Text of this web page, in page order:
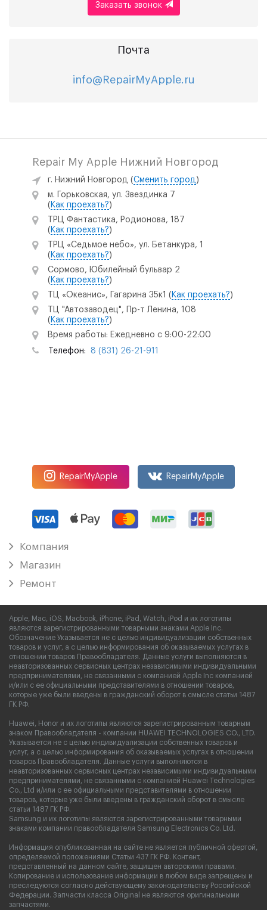
Заказать звонок
Почта
info@RepairMyApple.ru
Repair My Apple Нижний Новгород
г. Нижний Новгород (Сменить город)
м. Горьковская, ул. Звездинка 7
( Как проехать?)
ТРЦ Фантастика, Родионова, 187
( Как проехать?)
ТРЦ «Седьмое небо», ул. Бетанкура, 1
( Как проехать?)
Сормово, Юбилейный бульвар 2
( Как проехать?)
ТЦ «Океанис», Гагарина 35к1 ( Как проехать?)
ТЦ "Автозаводец", Пр-т Ленина, 108
( Как проехать?)
Время работы: Ежедневно с 9:00-22:00
Телефон: 8 (831) 26-21-911
RepairMyApple RepairMyApple
Компания
Магазин
Ремонт
Apple, Mac, iOS, Macbook, iPhone, iPad, Watch, iPod и их логотипы
являются зарегистрированными товарными знаками Apple Inc.
Обозначение Указывается не с целью индивидуализации собственных
товаров и услуг, а с целью информирования об оказываемых услугах в
отношении товаров Правообладателя. Данные услуги выполняются в
неавторизованных сервисных центрах независимыми индивидуальными
предпринимателями, не связанными с компанией Apple Inc компанией
и/или с ее официальными представителями в отношении товаров,
которые уже были введены в гражданский оборот в смысле статьи 1487
ГК РФ.
Huawei, Honor и их логотипы являются зарегистрированным товарным
знаком Правообладателя - компании HUAWEI TECHNOLOGIES CO., LTD.
Указывается не с целью индивидуализации собственных товаров и
услуг, а с целью информирования об оказываемых услугах в отношении
товаров Правообладателя. Данные услуги выполняются в
неавторизованных сервисных центрах независимыми индивидуальными
предпринимателями, не связанными с компанией Huawei Technologies
Co., Ltd и/или с ее официальными представителями в отношении
товаров, которые уже были введены в гражданский оборот в смысле
статьи 1487 ГК РФ.
Samsung и их логотипы являются зарегистрированными товарными
знаками компании правообладателя Samsung Electronics Co. Ltd.
Информация опубликованная на сайте не является публичной офертой,
определяемой положениями Статьи 437 ГК РФ. Контент,
представленный на данном сайте, защищен авторскими правами.
Копирование и использование информации в любом виде запрещены и
преследуются согласно действующему законодательству Российской
Федерации. Запчасти класса Original не являются оригинальными
запчастями.